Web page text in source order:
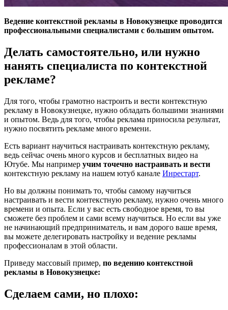
Ведение контекстной рекламы в Новокузнецке проводится
профессиональными специалистами с большим опытом.
Делать самостоятельно, или нужно
нанять специалиста по контекстной
рекламе?
Для того, чтобы грамотно настроить и вести контекстную
рекламу в Новокузнецке, нужно обладать большими знаниями
и опытом. Ведь для того, чтобы реклама приносила результат,
нужно посвятить рекламе много времени.
Есть вариант научиться настраивать контекстную рекламу,
ведь сейчас очень много курсов и бесплатных видео на
Ютубе. Мы например учим точечно настраивать и вести
контекстную рекламу на нашем ютуб канале Инрестарт.
Но вы должны понимать то, чтобы самому научиться
настраивать и вести контекстную рекламу, нужно очень много
времени и опыта. Если у вас есть свободное время, то вы
сможете без проблем и сами всему научиться. Но если вы уже
не начинающий предприниматель, и вам дорого ваше время,
вы можете делегировать настройку и ведение рекламы
профессионалам в этой области.
Приведу массовый пример, по ведению контекстной
рекламы в Новокузнецке:
Сделаем сами, но плохо: